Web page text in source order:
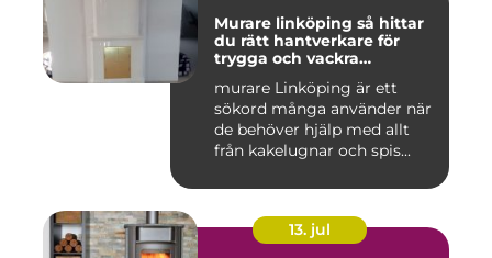
Murare linköping så hittar
du rätt hantverkare för
trygga och vackra
murare Linköping är ett
sökord många använder när
de behöver hjälp med allt
från kakelugnar och spis...
13. jul